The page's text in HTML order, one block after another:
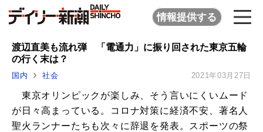
情報提供する
渡辺直美も流れ弾 「電通力」に振り回された東京五輪
の行く末は？
国内 社会 2021年03月27日
東京オリンピックが楽しみ、そう言いにくいムード
が日々高まっている。コロナ対策に経済不安、著名人
聖火ランナーたちも次々に辞退を発表。スポーツの祭